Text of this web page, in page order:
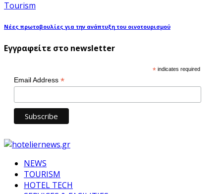
Tourism
Νέες πρωτοβουλίες για την ανάπτυξη του οινοτουρισμού
Εγγραφείτε στο newsletter
* indicates required
Email Address *
NEWS
TOURISM
HOTEL TECH